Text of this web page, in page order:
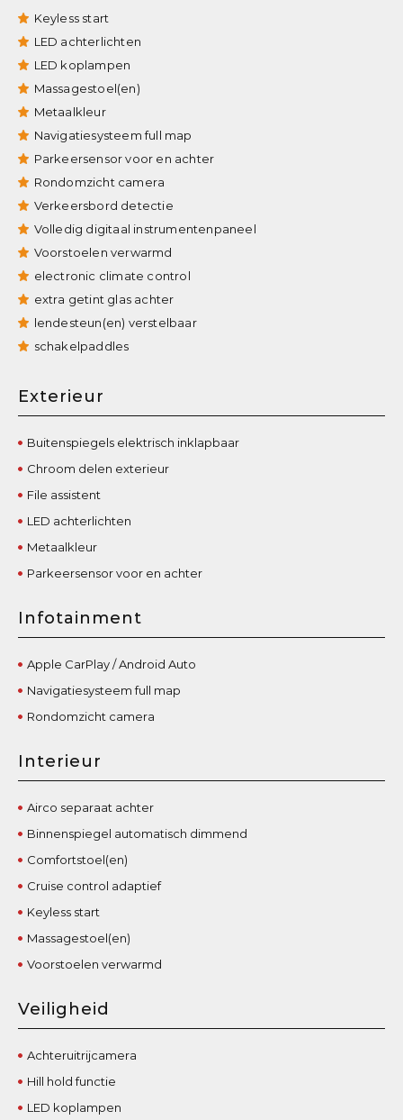
Keyless start
LED achterlichten
LED koplampen
Massagestoel(en)
Metaalkleur
Navigatiesysteem full map
Parkeersensor voor en achter
Rondomzicht camera
Verkeersbord detectie
Volledig digitaal instrumentenpaneel
Voorstoelen verwarmd
electronic climate control
extra getint glas achter
lendesteun(en) verstelbaar
schakelpaddles
Exterieur
Buitenspiegels elektrisch inklapbaar
Chroom delen exterieur
File assistent
LED achterlichten
Metaalkleur
Parkeersensor voor en achter
Infotainment
Apple CarPlay / Android Auto
Navigatiesysteem full map
Rondomzicht camera
Interieur
Airco separaat achter
Binnenspiegel automatisch dimmend
Comfortstoel(en)
Cruise control adaptief
Keyless start
Massagestoel(en)
Voorstoelen verwarmd
Veiligheid
Achteruitrijcamera
Hill hold functie
LED koplampen